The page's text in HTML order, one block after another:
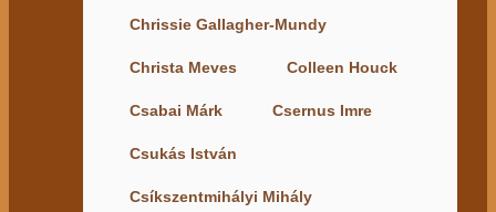
Chrissie Gallagher-Mundy
Christa Meves Colleen Houck
Csabai Márk Csernus Imre
Csukás István
Csíkszentmihályi Mihály